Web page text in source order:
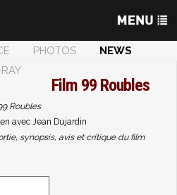
PHOTOS
NEWS
Film 99 Roubles
Roubles
avec Jean Dujardin
synopsis, avis et critique du film